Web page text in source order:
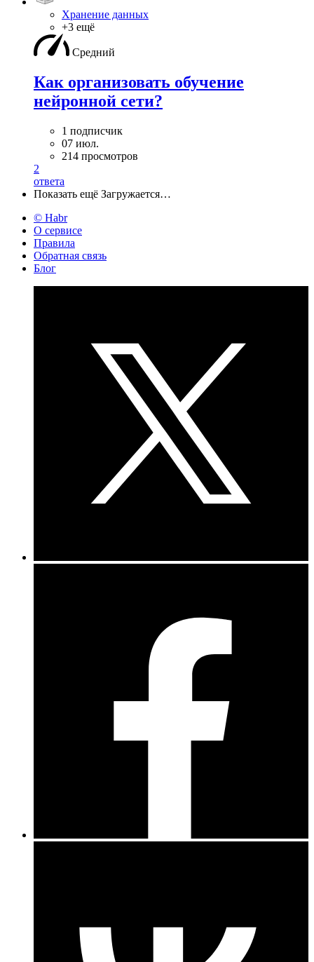
Хранение данных
+3 ещё
Средний
Как организовать обучение
нейронной сети?
1 подписчик
07 июл.
214 просмотров
2
ответа
Показать ещё Загружается…
© Habr
О сервисе
Правила
Обратная связь
Блог